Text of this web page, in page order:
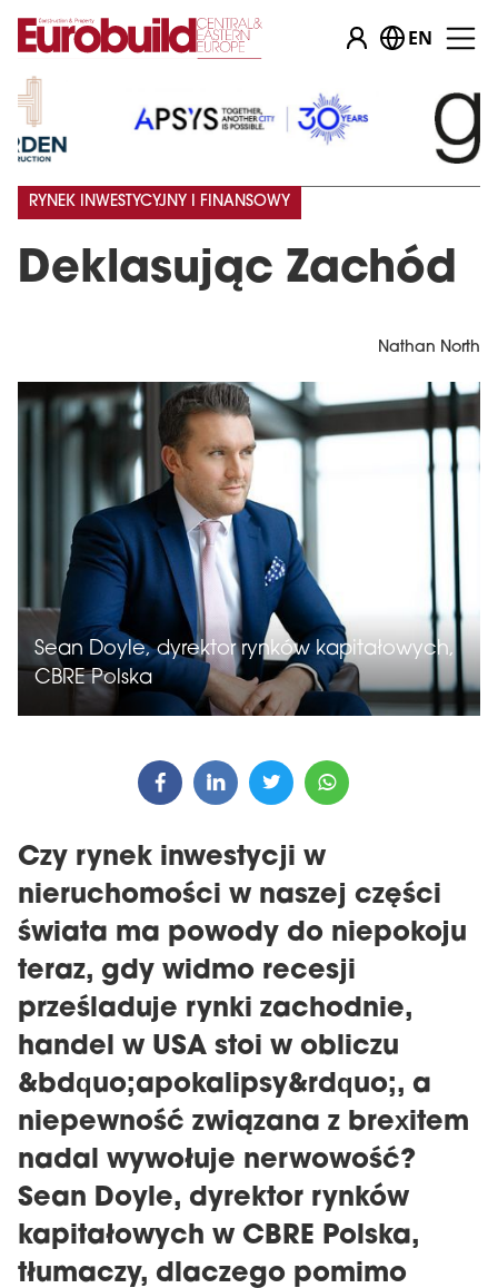
EN
Deklasując Zachód
RYNEK INWESTYCYJNY I FINANSOWY
Nathan North
Sean Doyle, dyrektor rynków kapitałowych,
CBRE Polska
Czy rynek inwestycji w
nieruchomości w naszej części
świata ma powody do niepokoju
teraz, gdy widmo recesji
prześladuje rynki zachodnie,
handel w USA stoi w obliczu
&bdquo;apokalipsy&rdquo;, a
niepewność związana z brexitem
nadal wywołuje nerwowość?
Sean Doyle, dyrektor rynków
kapitałowych w CBRE Polska,
tłumaczy, dlaczego pomimo